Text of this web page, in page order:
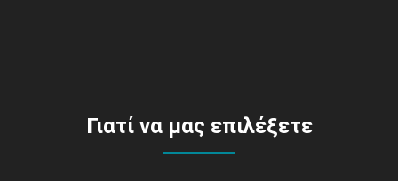
Γιατί να μας επιλέξετε